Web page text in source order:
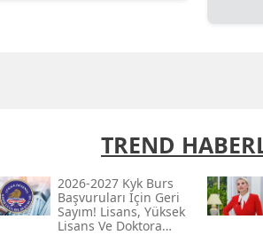
TREND
2026-2027 Kyk Burs
Başvuruları Için Geri
Sayım! Lisans, Yüksek
Lisans Ve Doktora